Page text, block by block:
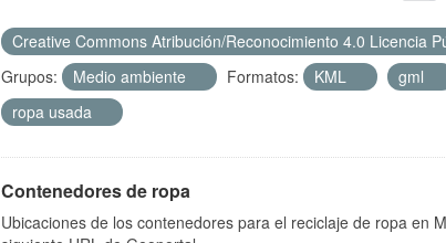
Creative Commons Atribución/Reconocimiento 4.0 Licencia
Grupos:
Medio ambiente Formatos: KML gml
ropa usada
Contenedores de ropa
Ubicaciones de los contenedores para el reciclaje de ropa en